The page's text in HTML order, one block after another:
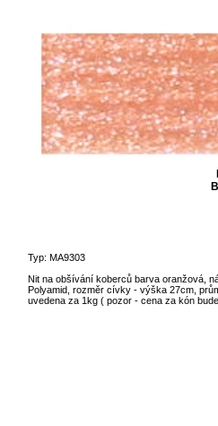
Typ: MA9303
Nit na obšívání koberců barva oranžová,
Polyamid, rozměr cívky - výška 27cm,
uvedena za 1kg ( pozor - cena za kón